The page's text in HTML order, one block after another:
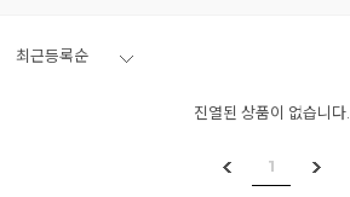
최근등록순
진열된 상품이 없습니다.
1